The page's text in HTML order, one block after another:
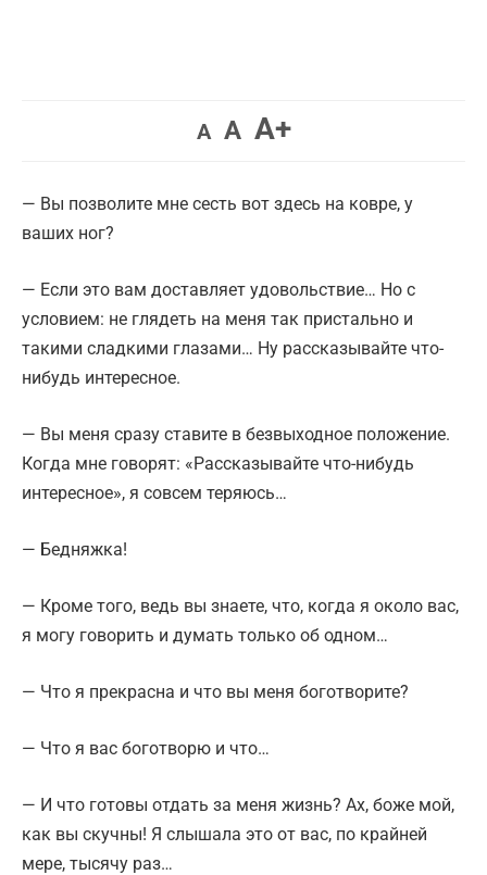
AУменьшить
AВернуть
A+Увеличить
— Вы позволите мне сесть вот здесь на ковре, у
ваших ног?
— Если это вам доставляет удовольствие… Но с
условием: не глядеть на меня так пристально и
такими сладкими глазами… Ну рассказывайте что-
нибудь интересное.
— Вы меня сразу ставите в безвыходное положение.
Когда мне говорят: «Рассказывайте что-нибудь
интересное», я совсем теряюсь…
— Бедняжка!
— Кроме того, ведь вы знаете, что, когда я около вас,
я могу говорить и думать только об одном…
— Что я прекрасна и что вы меня боготворите?
— Что я вас боготворю и что…
— И что готовы отдать за меня жизнь? Ах, боже мой,
как вы скучны! Я слышала это от вас, по крайней
мере, тысячу раз…